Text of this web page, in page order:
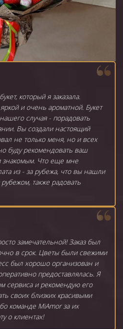
который я заказала.
и очень ароматной. Букет
случая - порадовать
Вы создали настоящий
не только меня, но и всех
буду рекомендовать ваш
знакомым. Что еще мне
из - за рубежа, что вы нашли
также радовать
замечательной! Заказ был
в срок. Цветы были свежими
был хорошо организован и
предоставлялась. Я
сервиса и рекомендую его
своих близких красивыми
команде MiAmor за их
о клиентах!